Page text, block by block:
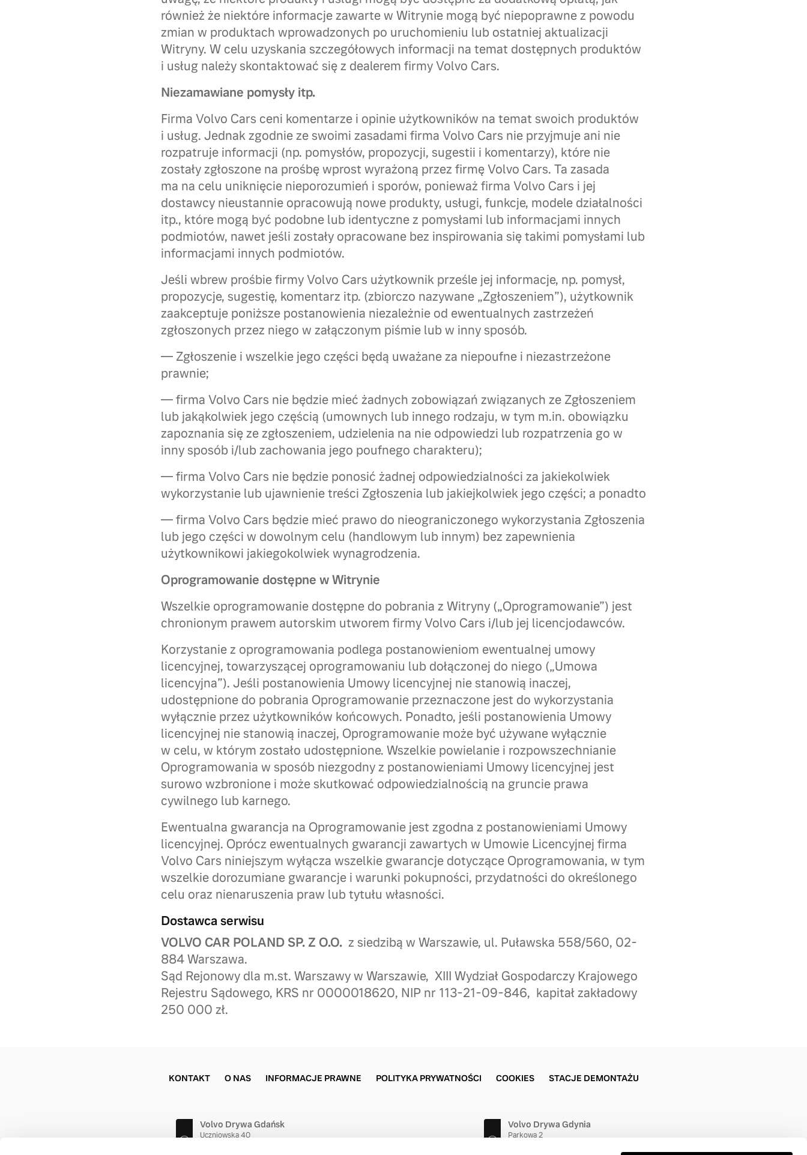
również że niektóre informacje zawarte w Witrynie mogą być niepoprawne z powodu
zmian w produktach wprowadzonych po uruchomieniu lub ostatniej aktualizacji
Witryny. W celu uzyskania szczegółowych informacji na temat dostępnych produktów
i usług należy skontaktować się z dealerem firmy Volvo Cars.
Niezamawiane pomysły itp.
Firma Volvo Cars ceni komentarze i opinie użytkowników na temat swoich produktów
i usług. Jednak zgodnie ze swoimi zasadami firma Volvo Cars nie przyjmuje ani nie
rozpatruje informacji (np. pomysłów, propozycji, sugestii i komentarzy), które nie
zostały zgłoszone na prośbę wprost wyrażoną przez firmę Volvo Cars. Ta zasada
ma na celu uniknięcie nieporozumień i sporów, ponieważ firma Volvo Cars i jej
dostawcy nieustannie opracowują nowe produkty, usługi, funkcje, modele działalności
itp., które mogą być podobne lub identyczne z pomysłami lub informacjami innych
podmiotów, nawet jeśli zostały opracowane bez inspirowania się takimi pomysłami lub
informacjami innych podmiotów.
Jeśli wbrew prośbie firmy Volvo Cars użytkownik prześle jej informacje, np. pomysł,
propozycje, sugestię, komentarz itp. (zbiorczo nazywane „Zgłoszeniem”), użytkownik
zaakceptuje poniższe postanowienia niezależnie od ewentualnych zastrzeżeń
zgłoszonych przez niego w załączonym piśmie lub w inny sposób.
— Zgłoszenie i wszelkie jego części będą uważane za niepoufne i niezastrzeżone
prawnie;
— firma Volvo Cars nie będzie mieć żadnych zobowiązań związanych ze Zgłoszeniem
lub jakąkolwiek jego częścią (umownych lub innego rodzaju, w tym m.in. obowiązku
zapoznania się ze zgłoszeniem, udzielenia na nie odpowiedzi lub rozpatrzenia go w
inny sposób i/lub zachowania jego poufnego charakteru);
— firma Volvo Cars nie będzie ponosić żadnej odpowiedzialności za jakiekolwiek
wykorzystanie lub ujawnienie treści Zgłoszenia lub jakiejkolwiek jego części; a ponadto
— firma Volvo Cars będzie mieć prawo do nieograniczonego wykorzystania Zgłoszenia
lub jego części w dowolnym celu (handlowym lub innym) bez zapewnienia
użytkownikowi jakiegokolwiek wynagrodzenia.
Oprogramowanie dostępne w Witrynie
Wszelkie oprogramowanie dostępne do pobrania z Witryny („Oprogramowanie”) jest
chronionym prawem autorskim utworem firmy Volvo Cars i/lub jej licencjodawców.
Korzystanie z oprogramowania podlega postanowieniom ewentualnej umowy
licencyjnej, towarzyszącej oprogramowaniu lub dołączonej do niego („Umowa
licencyjna”). Jeśli postanowienia Umowy licencyjnej nie stanowią inaczej,
udostępnione do pobrania Oprogramowanie przeznaczone jest do wykorzystania
wyłącznie przez użytkowników końcowych. Ponadto, jeśli postanowienia Umowy
licencyjnej nie stanowią inaczej, Oprogramowanie może być używane wyłącznie
w celu, w którym zostało udostępnione. Wszelkie powielanie i rozpowszechnianie
Oprogramowania w sposób niezgodny z postanowieniami Umowy licencyjnej jest
surowo wzbronione i może skutkować odpowiedzialnością na gruncie prawa
cywilnego lub karnego.
Ewentualna gwarancja na Oprogramowanie jest zgodna z postanowieniami Umowy
licencyjnej. Oprócz ewentualnych gwarancji zawartych w Umowie Licencyjnej firma
Volvo Cars niniejszym wyłącza wszelkie gwarancje dotyczące Oprogramowania, w tym
wszelkie dorozumiane gwarancje i warunki pokupności, przydatności do określonego
celu oraz nienaruszenia praw lub tytułu własności.
Dostawca serwisu
VOLVO CAR POLAND SP. Z O.O. z siedzibą w Warszawie, ul. Puławska 558/560, 02-
884 Warszawa.
Sąd Rejonowy dla m.st. Warszawy w Warszawie, XIII Wydział Gospodarczy Krajowego
Rejestru Sądowego, KRS nr 0000018620, NIP nr 113-21-09-846, kapitał zakładowy
250 000 zł.
KONTAKT O NAS INFORMACJE PRAWNE POLITYKA PRYWATNOŚCI COOKIES STACJE DEMONTAŻU
Volvo Drywa Gdańsk
Uczniowska 40
Volvo Drywa Gdynia
Parkowa 2